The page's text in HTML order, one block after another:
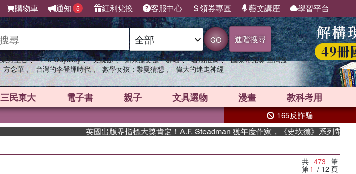
購物車 通知 5 紅利兌換 客服中心 領券專區 藝文講座 學習平台
GO 進階搜尋
東野圭吾 、 The Odyssey 、 父親節 、 如果歷史是一群喵 、 暑期推薦 、 國際布克獎 臺灣漫
方念華 、 台灣的李登輝時代 、 數學女孩：黎曼猜想 、 偉大的迷走神經
三民東大 電子書 親子 文具選物 漫畫 教科考用
165反詐騙
英國出版界指標大獎肯定！A.F. Steadman 獲年度作家，《史坎德》系列帶你踏上熱血奇
共 473 筆
第 1 / 12 頁